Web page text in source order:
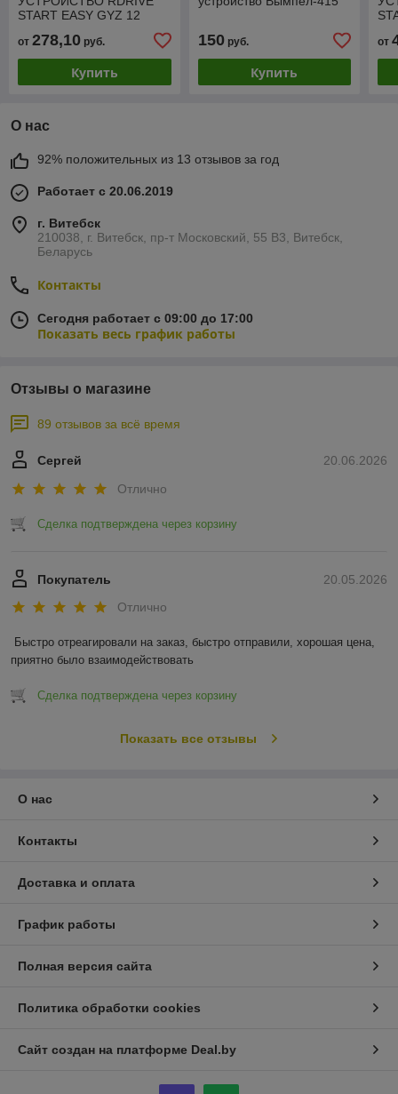
START EASY GYZ 12
от 278,10 руб.
Купить
150руб.
Купить
от
О нас
92% положительных из 13 отзывов за год
Работает с 20.06.2019
г. Витебск
210038, г. Витебск, пр-т Московский, 55 B3, Витебск,
Беларусь
Контакты
Сегодня работает с 09:00 до 17:00
Показать весь график работы
Отзывы о магазине
89 отзывов за всё время
20.06.2026
Сергей
Отлично
Сделка подтверждена через корзину
20.05.2026
Покупатель
Отлично
Быстро отреагировали на заказ, быстро отправили, хорошая цена,
приятно было взаимодействовать
Сделка подтверждена через корзину
Показать все отзывы
О нас
Контакты
Доставка и оплата
График работы
Полная версия сайта
Политика обработки cookies
Сайт создан на платформе Deal.by